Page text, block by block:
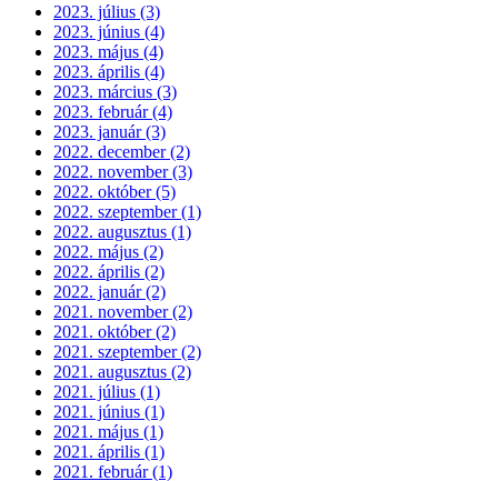
2023. július (3)
2023. június (4)
2023. május (4)
2023. április (4)
2023. március (3)
2023. február (4)
2023. január (3)
2022. december (2)
2022. november (3)
2022. október (5)
2022. szeptember (1)
2022. augusztus (1)
2022. május (2)
2022. április (2)
2022. január (2)
2021. november (2)
2021. október (2)
2021. szeptember (2)
2021. augusztus (2)
2021. július (1)
2021. június (1)
2021. május (1)
2021. április (1)
2021. február (1)